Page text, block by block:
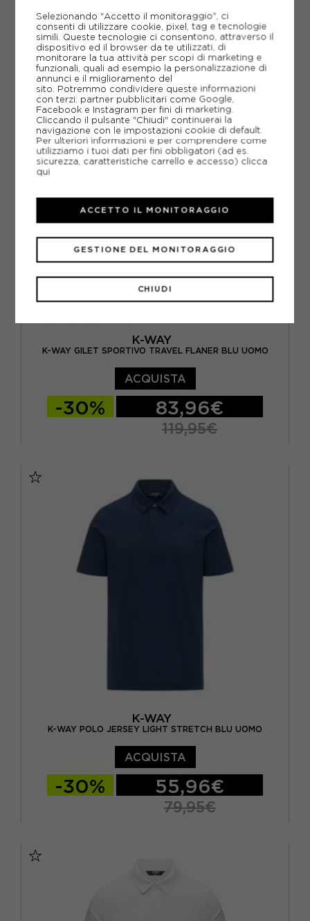
S M L XL
-30% 28,00€
40,00€
K-WAY
K-WAY GILET SPORTIVO TRAVEL FLANER BLU UOMO
ACQUISTA
-30% 83,96€
119,95€
K-WAY
K-WAY POLO JERSEY LIGHT STRETCH BLU UOMO
ACQUISTA
-30% 55,96€
79,95€
Selezionando "Accetto il monitoraggio", ci
consenti di utilizzare cookie, pixel, tag e tecnologie
simili. Queste tecnologie ci consentono, attraverso il
dispositivo ed il browser da te utilizzati, di
monitorare la tua attività per scopi di marketing e
funzionali, quali ad esempio la personalizzazione di
annunci e il miglioramento del
sito. Potremmo condividere queste informazioni
con terzi: partner pubblicitari come Google,
Facebook e Instagram per fini di marketing.
Cliccando il pulsante "Chiudi" continuerai la
navigazione con le impostazioni cookie di default.
Per ulteriori informazioni e per comprendere come
utilizziamo i tuoi dati per fini obbligatori (ad es.
sicurezza, caratteristiche carrello e accesso) clicca
qui
CHIUDI
GESTIONE DEL MONITORAGGIO
ACCETTO IL MONITORAGGIO